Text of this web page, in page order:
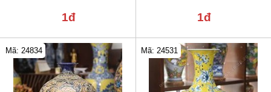
1đ 1đ
Mã: 24834 Mã: 24531